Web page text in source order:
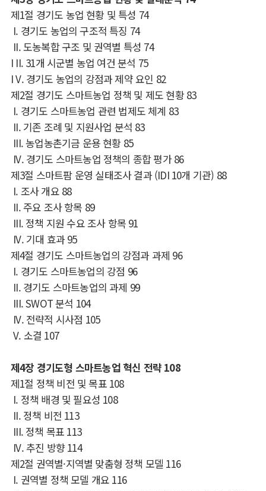
제1절 경기도 농업 현황 및 특성 74
I. 경기도 농업의 구조적 특징 74
II.도농복합 구조 및 권역별 특성 74
I II. 31개 시군별 농업 여건 분석 75
I V. 경기도 농업의 강점과 제약 요인 82
제2절 경기도 스마트농업 정책 및 제도 현황 83
I. 경기도 스마트농업 관련 법제도 체계 83
II. 기존 조례 및 지원사업 분석 83
III.농업농촌기금 운용 현황 85
IV. 경기도 스마트농업 정책의 종합 평가 86
제3절 스마트팜 운영 실태조사 결과(IDI 10개 기관) 88
I. 조사 개요 88
II.주요 조사 항목 89
III. 정책 지원 수요 조사 항목 91
IV. 기대 효과 95
제4절 경기도 스마트농업의 강점과 과제 96
I. 경기도 스마트농업의 강점 96
II. 경기도 스마트농업의 과제 99
III. SWOT분석 104
IV. 전략적 시사점 105
V. 소결 107
제4장 경기도형 스마트농업 혁신 전략 108
제1절 정책 비전 및 목표 108
I. 정책 배경 및 필요성 108
II. 정책 비전 113
III. 정책 목표 113
IV.추진 방향 114
제2절 권역별·지역별 맞춤형 정책 모델 116
I. 권역별 정책 모델 개요 116